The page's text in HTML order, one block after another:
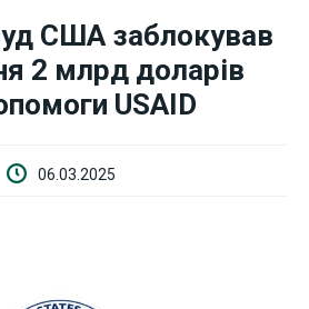
США заблокував
2 млрд доларів
USAID
06.03.2025